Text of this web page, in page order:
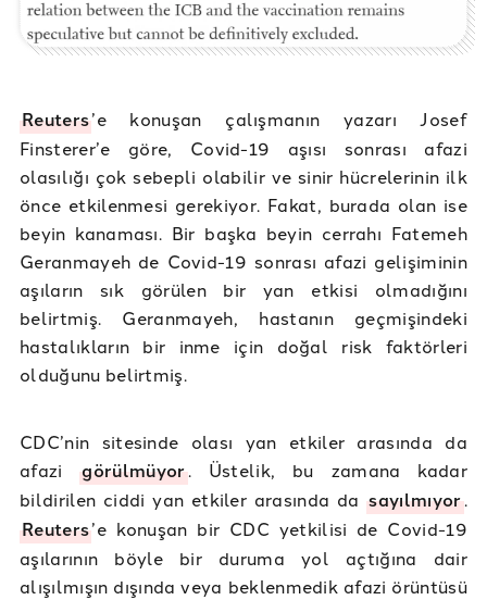
Reuters’e konuşan çalışmanın yazarı Josef
Finsterer’e göre, Covid-19 aşısı sonrası afazi
olasılığı çok sebepli olabilir ve sinir hücrelerinin ilk
önce etkilenmesi gerekiyor. Fakat, burada olan ise
beyin kanaması. Bir başka beyin cerrahı Fatemeh
Geranmayeh de Covid-19 sonrası afazi gelişiminin
aşıların sık görülen bir yan etkisi olmadığını
belirtmiş. Geranmayeh, hastanın geçmişindeki
hastalıkların bir inme için doğal risk faktörleri
olduğunu belirtmiş.
CDC’nin sitesinde olası yan etkiler arasında da
afazigörülmüyor. Üstelik, bu zamana kadar
bildirilen ciddi yan etkiler arasında dasayılmıyor.
Reuters’e konuşan bir CDC yetkilisi de Covid-19
aşılarının böyle bir duruma yol açtığına dair
alışılmışın dışında veya beklenmedik afazi örüntüsü